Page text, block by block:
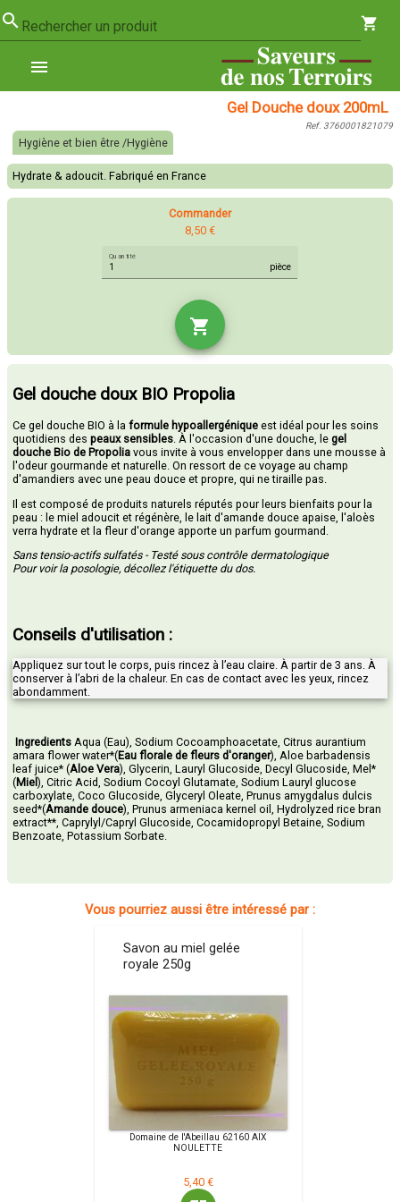
search Rechercher un produit shopping_cart
menu
Gel Douche doux 200mL
Ref. 3760001821079
Hygiène et bien être /Hygiène
Hydrate & adoucit. Fabriqué en France
Commander
8,50 €
Quantité
pièce
shopping_cart
Gel douche doux BIO Propolia
Ce gel douche BIO à laformule hypoallergénique est idéal pour les soins
quotidiens despeaux sensibles. À l'occasion d'une douche, legel
douche Bio de Propolia vous invite à vous envelopper dans une mousse à
l'odeur gourmande et naturelle. On ressort de ce voyage au champ
d'amandiers avec une peau douce et propre, qui ne tiraille pas.
Il est composé de produits naturels réputés pour leurs bienfaits pour la
peau : le miel adoucit et régénère, le lait d'amande douce apaise, l'aloès
verra hydrate et la fleur d'orange apporte un parfum gourmand.
Sans tensio-actifs sulfatés - Testé sous contrôle dermatologique
Pour voir la posologie, décollez l'étiquette du dos​.
Conseils d'utilisation :
Appliquez sur tout le corps, puis rincez à l’eau claire. À partir de 3 ans. À
conserver à l’abri de la chaleur. En cas de contact avec les yeux, rincez
abondamment.
Ingredients Aqua (Eau), Sodium Cocoamphoacetate, Citrus aurantium
amara flower water*(Eau florale de fleurs d'oranger), Aloe barbadensis
leaf juice* (Aloe Vera), Glycerin, Lauryl Glucoside, Decyl Glucoside, Mel*
(Miel), Citric Acid, Sodium Cocoyl Glutamate, Sodium Lauryl glucose
carboxylate, Coco Glucoside, Glyceryl Oleate, Prunus amygdalus dulcis
seed*(Amande douce), Prunus armeniaca kernel oil, Hydrolyzed rice bran
extract**, Caprylyl/Capryl Glucoside, Cocamidopropyl Betaine, Sodium
Benzoate, Potassium Sorbate.
Vous pourriez aussi être intéressé par :
Savon au miel gelée
royale 250g
Domaine de l'Abeillau 62160 AIX
NOULETTE
5,40 €